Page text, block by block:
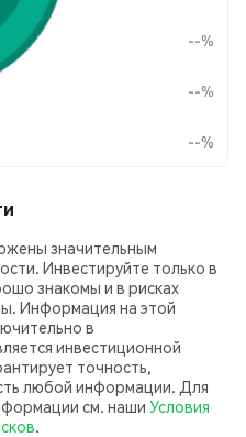
--%
--%
--%
значительным
Инвестируйте только в
знакомы и в рисках
Информация на этой
в
инвестиционной
точность,
любой информации. Для
см. наши Условия
.